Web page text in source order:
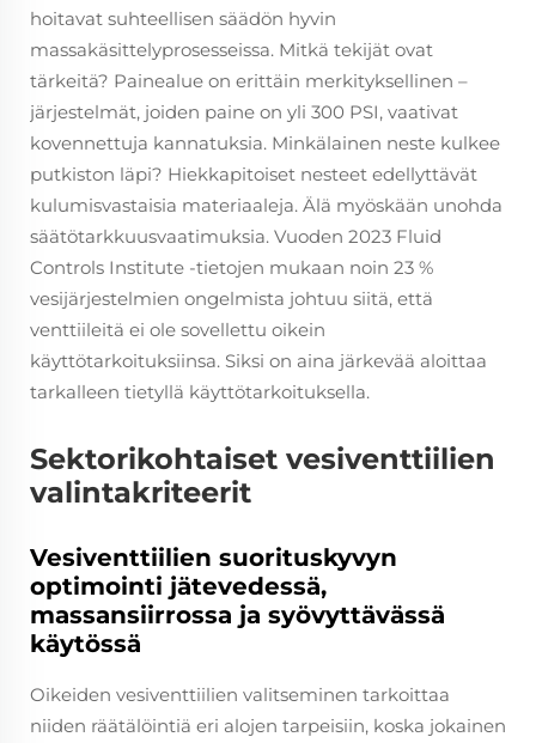
hoitavat suhteellisen säädön hyvin
massakäsittelyprosesseissa. Mitkä tekijät ovat
tärkeitä? Painealue on erittäin merkityksellinen –
järjestelmät, joiden paine on yli 300 PSI, vaativat
kovennettuja kannatuksia. Minkälainen neste kulkee
putkiston läpi? Hiekkapitoiset nesteet edellyttävät
kulumisvastaisia materiaaleja. Älä myöskään unohda
säätötarkkuusvaatimuksia. Vuoden 2023 Fluid
Controls Institute -tietojen mukaan noin 23 %
vesijärjestelmien ongelmista johtuu siitä, että
venttiileitä ei ole sovellettu oikein
käyttötarkoituksiinsa. Siksi on aina järkevää aloittaa
tarkalleen tietyllä käyttötarkoituksella.
Sektorikohtaiset vesiventtiilien
valintakriteerit
Vesiventtiilien suorituskyvyn
optimointi jätevedessä,
massansiirrossa ja syövyttävässä
käytössä
Oikeiden vesiventtiilien valitseminen tarkoittaa
niiden räätälöintiä eri alojen tarpeisiin, koska jokainen